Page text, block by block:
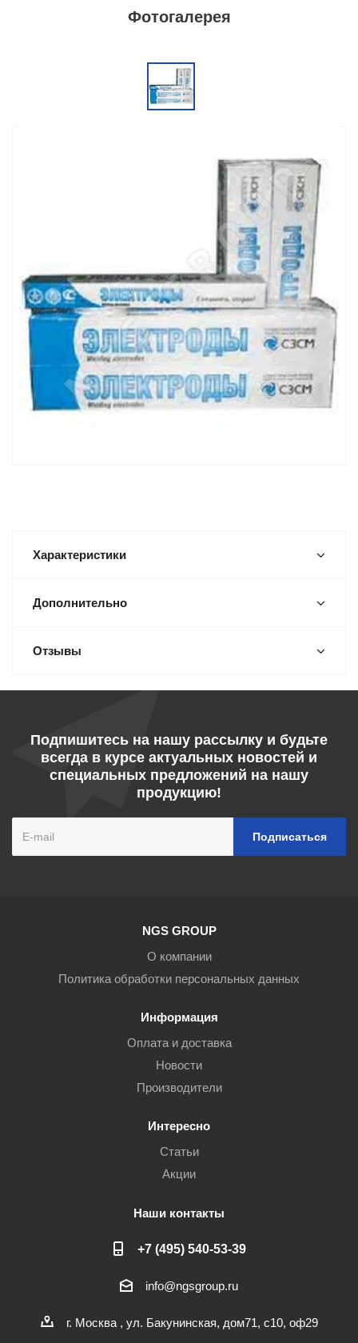
Фотогалерея
Характеристики
Дополнительно
Отзывы
Подпишитесь на нашу рассылку и будьте
всегда в курсе актуальных новостей и
специальных предложений на нашу
продукцию!
NGS GROUP
О компании
Политика обработки персональных данных
Информация
Оплата и доставка
Новости
Производители
Интересно
Статьи
Акции
Наши контакты
+7 (495) 540-53-39
info@ngsgroup.ru
г. Москва , ул. Бакунинская, дом71, с10, оф29